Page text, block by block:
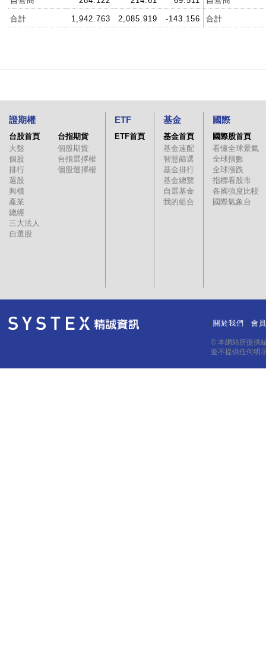
合計 1,942.763 2,085.919 -143.156 合計
證期權
台股首頁
大盤
個股
排行
選股
興櫃
產業
總經
三大法人
自選股
台指期貨
個股期貨
台指選擇權
個股選擇權
ETF
ETF首頁
基金
基金首頁
基金速配
智慧篩選
基金排行
基金總覽
自選基金
我的組合
國際
國際股首頁
看懂全球景氣
全球指數
全球漲跌
指標看股市
各國強度比較
國際氣象台
關於我們 會
© 本網站所提供
並不提供任何明